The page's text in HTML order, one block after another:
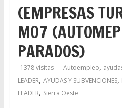
(EMPRESAS
M07
PARADOS)
1378 visitas Autoempleo,
LEADER, AYUDAS Y SUBVENCIONES,
LEADER, Sierra Oeste